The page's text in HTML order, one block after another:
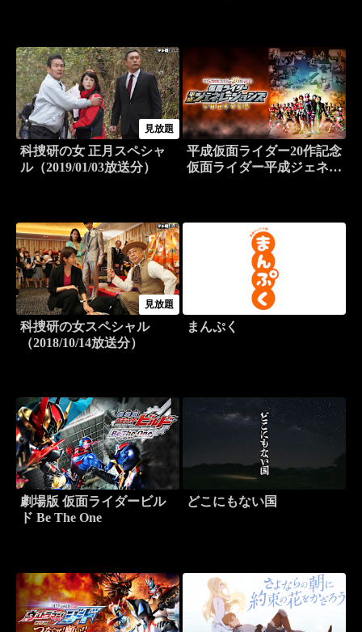
見放題
科捜研の女 正月スペシャ
ル（2019/01/03放送分）
平成仮面ライダー20作記念
仮面ライダー平成ジェネレ
見放題
科捜研の女スペシャル
（2018/10/14放送分）
まんぷく
劇場版 仮面ライダービル
ド Be The One
どこにもない国